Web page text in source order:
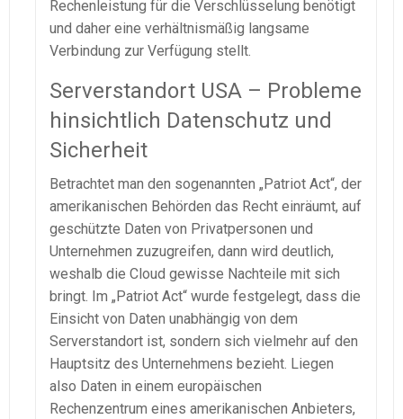
Rechenleistung für die Verschlüsselung benötigt
und daher eine verhältnismäßig langsame
Verbindung zur Verfügung stellt.
Serverstandort USA – Probleme
hinsichtlich Datenschutz und
Sicherheit
Betrachtet man den sogenannten „Patriot Act“, der
amerikanischen Behörden das Recht einräumt, auf
geschützte Daten von Privatpersonen und
Unternehmen zuzugreifen, dann wird deutlich,
weshalb die Cloud gewisse Nachteile mit sich
bringt. Im „Patriot Act“ wurde festgelegt, dass die
Einsicht von Daten unabhängig von dem
Serverstandort ist, sondern sich vielmehr auf den
Hauptsitz des Unternehmens bezieht. Liegen
also Daten in einem europäischen
Rechenzentrum eines amerikanischen Anbieters,